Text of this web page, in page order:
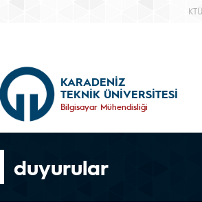
KARADENİZ
TEKNİK ÜNİVERSİTESİ
Bilgisayar Mühendisliği
duyurular